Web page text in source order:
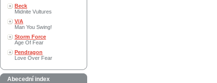
Beck
Midnite Vultures
V/A
Man You Swing!
Storm Force
Age Of Fear
Pendragon
Love Over Fear
Abecední index